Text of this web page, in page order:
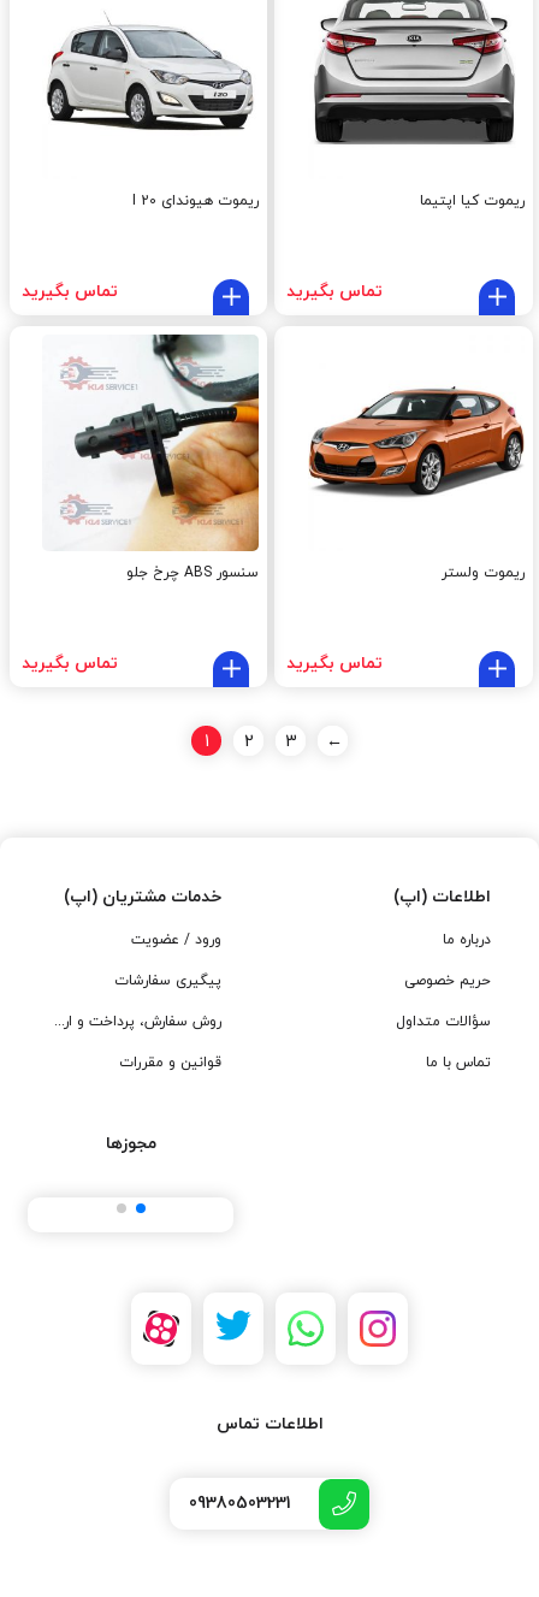
ریموت کیا اپتیما
تماس بگیرید
ریموت هیوندای I 20
تماس بگیرید
ریموت ولستر
تماس بگیرید
سنسور ABS چرخ جلو
تماس بگیرید
1 2 3 ←
اطلاعات (اپ)
درباره ما
حریم خصوصی
سؤالات متداول
تماس با ما
خدمات مشتریان (اپ)
ورود / عضویت
پیگیری سفارشات
روش سفارش، پرداخت و ارسال
قوانین و مقررات
مجوزها
اطلاعات تماس
09380503231